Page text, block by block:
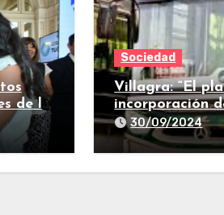
de la
Sociedad
Villagra: “El
incorporación
adicionales
30/09/2024